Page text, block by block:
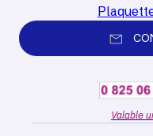
Valable